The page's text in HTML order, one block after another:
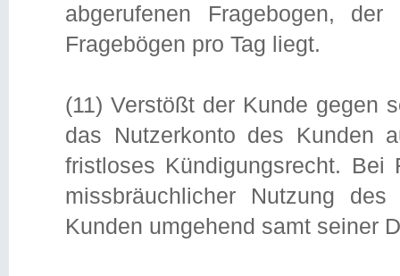
abgerufenen Fragebogen,
Fragebögen pro Tag liegt.
(11) Verstößt der Kunde gegen
das Nutzerkonto des Kunden
fristloses Kündigungsrecht. Bei
missbräuchlicher Nutzung
Kunden umgehend samt seiner